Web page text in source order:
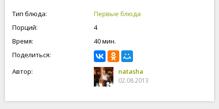
Тип блюда:
Первые блюда
Порций:
4
Время:
40 мин.
Поделиться:
Автор:
natasha
02.08.2013